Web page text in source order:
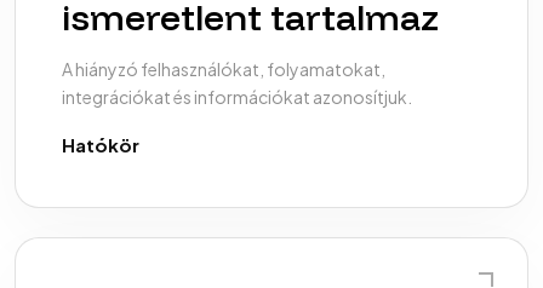
ismeretlent tartalmaz
A hiányzó felhasználókat, folyamatokat,
integrációkat és információkat azonosítjuk.
Hatókör